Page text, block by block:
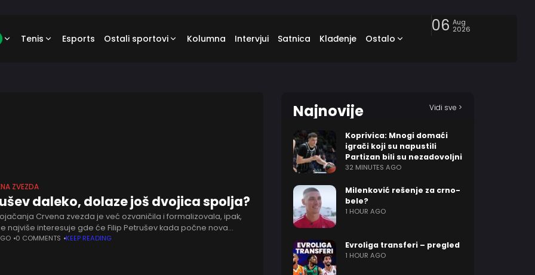
Tenis Esports Ostali sportovi Kolumna Intervjui Satnica Klađenje Ostalo
06 Aug
2026
ZVEZDA
daleko, dolaze još dvojica spolja?
Crvena zvezda je već ozvaničila i formalizovala, ipak,
najviše interesuje gde će Filip Petrušev kada počne nova
Vasilis Jorgotelis u intervjuu za EEC ističe mogućnost da
0 COMMENTS KEEP READING
Najnovije Vidi sve >
Koprivica: Mnogi domaći
igrači koji su napustili
Partizan bili su nezadovoljni
32 MINUTES AGO
Milenković rešenje za crno-
bele?
1 HOUR AGO
Evroliga transferi – pregled
1 HOUR AGO